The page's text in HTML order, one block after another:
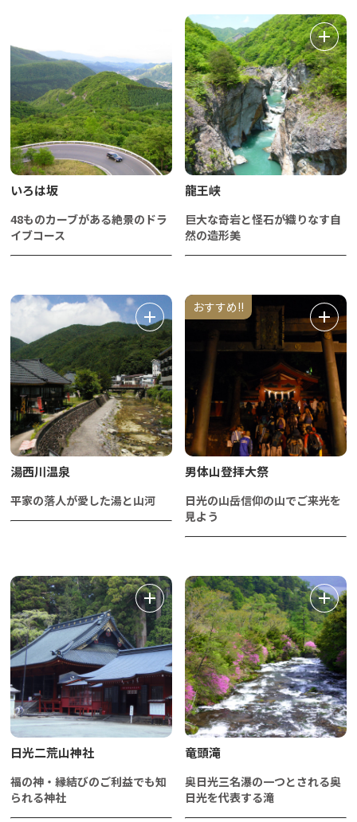
いろは坂
48ものカーブがある絶景のドラ
イブコース
龍王峡
巨大な奇岩と怪石が織りなす自
然の造形美
湯西川温泉
平家の落人が愛した湯と山河
おすすめ!!
男体山登拝大祭
日光の山岳信仰の山でご来光を
見よう
日光二荒山神社
福の神・縁結びのご利益でも知
られる神社
竜頭滝
奥日光三名瀑の一つとされる奥
日光を代表する滝